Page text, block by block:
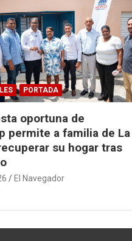
PORTADA
oportuna de
permite a familia de La
su hogar tras
El Navegador